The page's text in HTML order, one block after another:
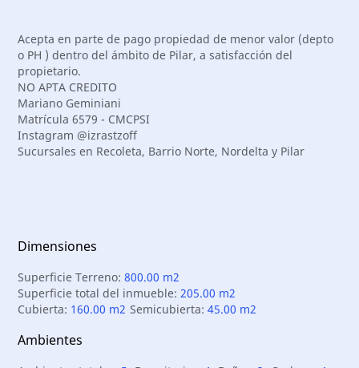
Acepta en parte de pago propiedad de menor valor (depto
o PH ) dentro del ámbito de Pilar, a satisfacción del
propietario.
NO APTA CREDITO
Mariano Geminiani
Matrícula 6579 - CMCPSI
Instagram @izrastzoff
Sucursales en Recoleta, Barrio Norte, Nordelta y Pilar
Dimensiones
Superficie Terreno:800.00 m2
Superficie total del inmueble:205.00 m2
Cubierta: 160.00 m2 Semicubierta:45.00 m2
Ambientes